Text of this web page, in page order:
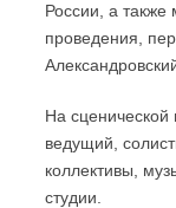
России, а
проведения,
На сценической
ведущий,
коллективы,
студии.